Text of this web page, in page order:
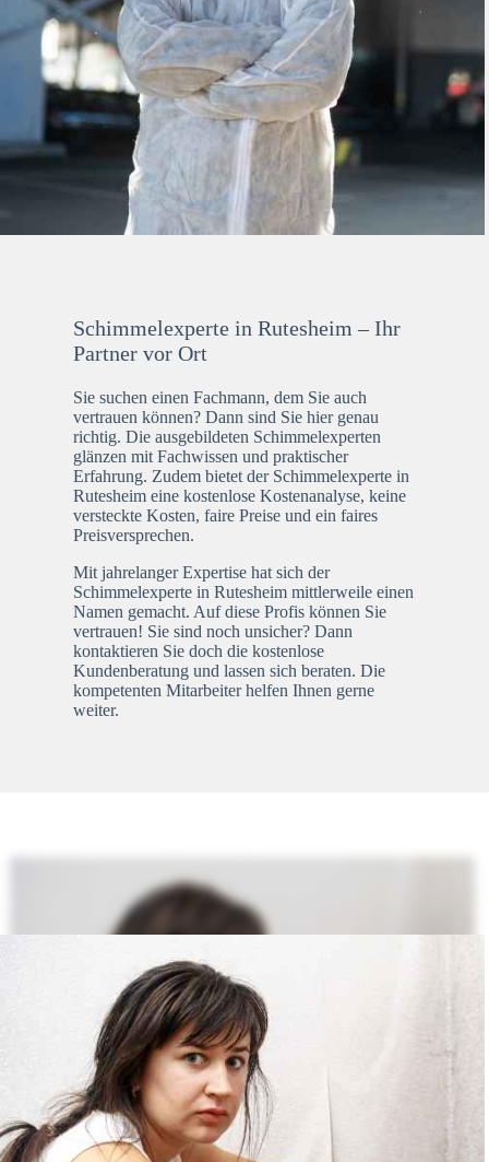
Schimmelexperte in Rutesheim – Ihr
Partner vor Ort
Sie suchen einen Fachmann, dem Sie auch
vertrauen können? Dann sind Sie hier genau
richtig. Die ausgebildeten Schimmelexperten
glänzen mit Fachwissen und praktischer
Erfahrung. Zudem bietet der Schimmelexperte in
Rutesheim eine kostenlose Kostenanalyse, keine
versteckte Kosten, faire Preise und ein faires
Preisversprechen.
Mit jahrelanger Expertise hat sich der
Schimmelexperte in Rutesheim mittlerweile einen
Namen gemacht. Auf diese Profis können Sie
vertrauen! Sie sind noch unsicher? Dann
kontaktieren Sie doch die kostenlose
Kundenberatung und lassen sich beraten. Die
kompetenten Mitarbeiter helfen Ihnen gerne
weiter.